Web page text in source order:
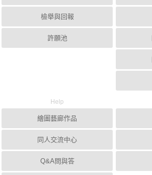
檢舉與回報
許願池
Help
繪圖藝廊作品
同人交流中心
Q&A問與答